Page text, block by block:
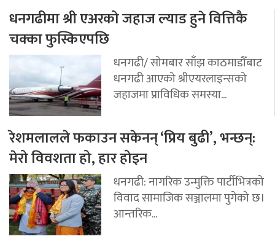
धनगढीमा श्री एअरको जहाज ल्याड हुने वित्तिकै
चक्का फुस्किएपछि
धनगढी/ सोमबार साँझ काठमाडौँबाट
धनगढी आएको श्रीएयरलाइन्सको
जहाजमा प्राविधिक समस्या...
रेशमलालले फकाउन सकेनन् ‘प्रिय बुढी’, भन्छन्:
मेरो विवशता हो, हार होइन
धनगढी: नागरिक उन्मुक्ति पार्टीभित्रको
विवाद सामाजिक सञ्जालमा पुगेको छ।
आन्तरिक...